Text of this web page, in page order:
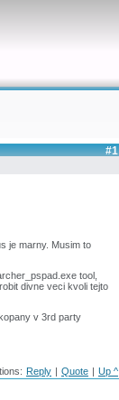
#1
je marny. Musim to
tool,
divne veci kvoli tejto
v 3rd party
Reply | Quote | Up ^